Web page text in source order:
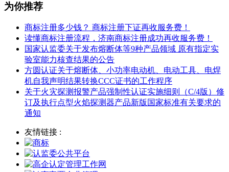
为你推荐
商标注册多少钱？ 商标注册下证再收服务费！
读懂商标注册流程，济南商标注册成功再收服务费！
国家认监委关于发布熔断体等9种产品领域 原有指定实
验室能力核查结果的公告
方圆认证关于熔断体、小功率电动机、电动工具、电焊
机自我声明结果转换CCC证书的工作程序
关于火灾探测报警产品强制性认证实施细则（C/4版）修
订及执行点型火焰探测器产品新版国家标准有关要求的
通知
友情链接 :